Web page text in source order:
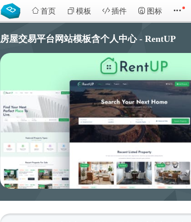
首页 模板 插件 图标
房屋交易平台网站模板含个人中心 - RentUP